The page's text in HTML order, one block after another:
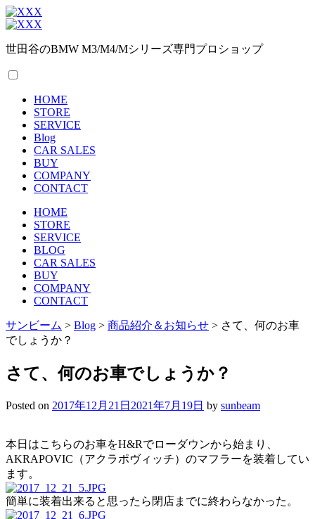
世田谷のBMW M3/M4/Mシリーズ専門プロショップ
HOME
STORE
SERVICE
Blog
CAR SALES
BUY
COMPANY
CONTACT
HOME
STORE
SERVICE
BLOG
CAR SALES
BUY
COMPANY
CONTACT
サンビーム > Blog > 商品紹介＆お知らせ > さて、何のお車
でしょうか？
さて、何のお車でしょうか？
Posted on 2017年12月21日 2021年7月19日 by sunbeam
本日はこちらのお車をH&Rでローダウンから始まり、
AKRAPOVIC（アクラポヴィッチ）のマフラーを装着してい
ます。
簡単に装着出来ると思ったら閉店までに終わらなかった。